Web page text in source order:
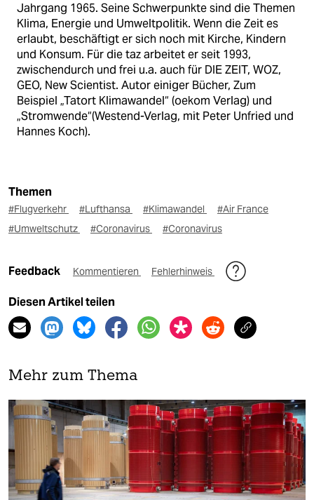
Jahrgang 1965. Seine Schwerpunkte sind die Themen
Klima, Energie und Umweltpolitik. Wenn die Zeit es
erlaubt, beschäftigt er sich noch mit Kirche, Kindern
und Konsum. Für die taz arbeitet er seit 1993,
zwischendurch und frei u.a. auch für DIE ZEIT, WOZ,
GEO, New Scientist. Autor einiger Bücher, Zum
Beispiel „Tatort Klimawandel“ (oekom Verlag) und
„Stromwende“(Westend-Verlag, mit Peter Unfried und
Hannes Koch).
Themen
#Flugverkehr #Lufthansa #Klimawandel
#Air France
#Umweltschutz
#Coronavirus #Coronavirus
Feedback Kommentieren Fehlerhinweis
Diesen Artikel teilen
Mehr zum Thema